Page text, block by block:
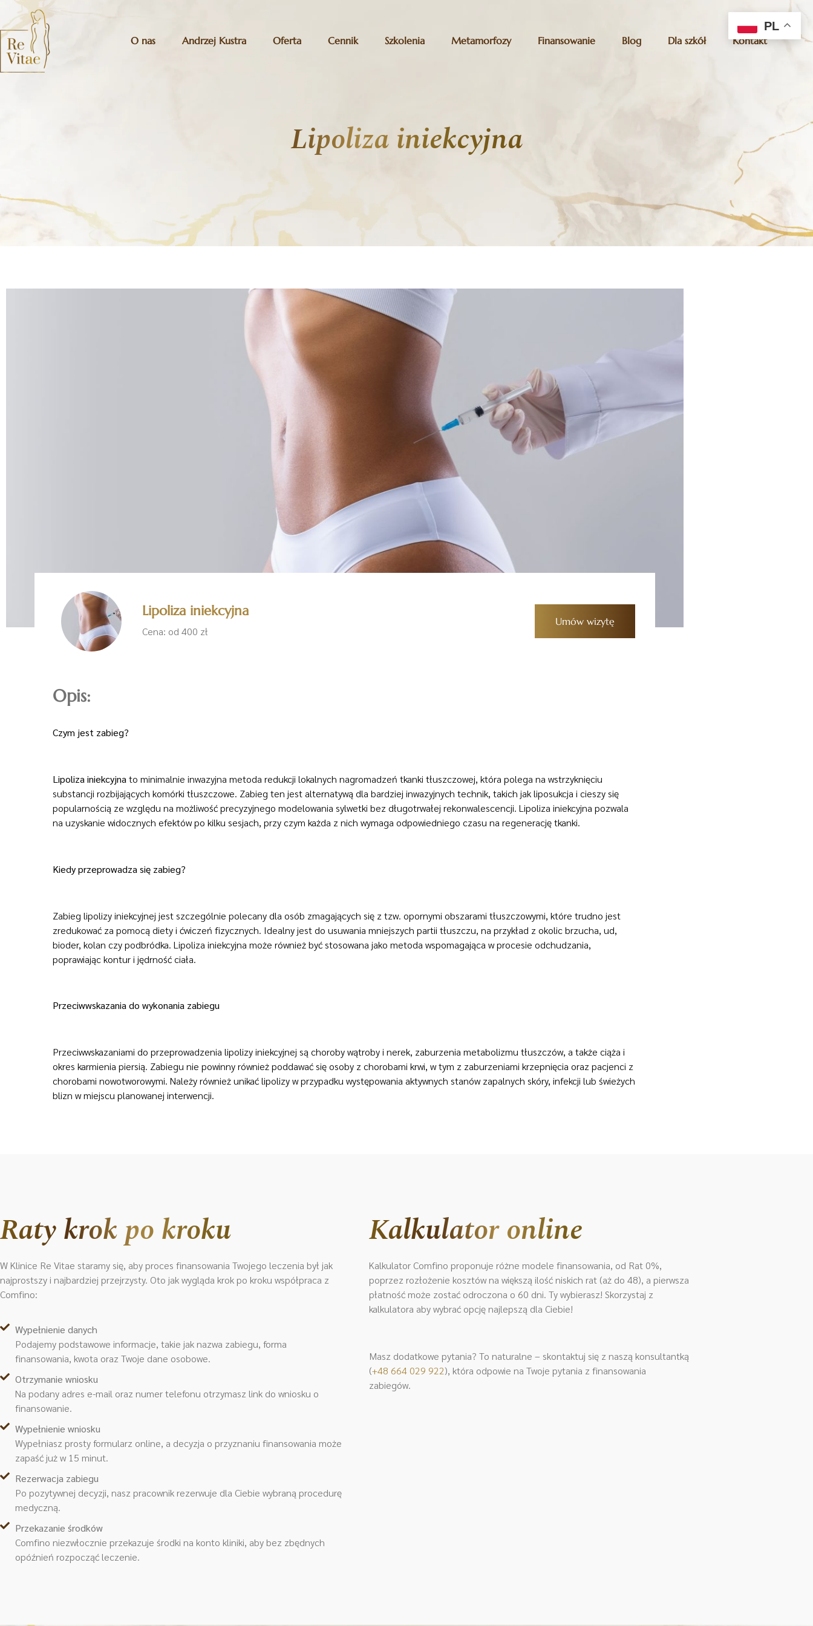
O nas Andrzej Kustra Oferta Cennik Szkolenia Metamorfozy Finansowanie Blog Dla szkół Kontakt
Lipoliza iniekcyjna
Lipoliza iniekcyjna
Cena: od 400 zł
Umów wizytę
Opis:
Czym jest zabieg?
Lipoliza iniekcyjna to minimalnie inwazyjna metoda redukcji lokalnych nagromadzeń tkanki tłuszczowej, która polega na wstrzyknięciu
substancji rozbijających komórki tłuszczowe. Zabieg ten jest alternatywą dla bardziej inwazyjnych technik, takich jak liposukcja i cieszy się
popularnością ze względu na możliwość precyzyjnego modelowania sylwetki bez długotrwałej rekonwalescencji. Lipoliza iniekcyjna pozwala
na uzyskanie widocznych efektów po kilku sesjach, przy czym każda z nich wymaga odpowiedniego czasu na regenerację tkanki.
Kiedy przeprowadza się zabieg?
Zabieg lipolizy iniekcyjnej jest szczególnie polecany dla osób zmagających się z tzw. opornymi obszarami tłuszczowymi, które trudno jest
zredukować za pomocą diety i ćwiczeń fizycznych. Idealny jest do usuwania mniejszych partii tłuszczu, na przykład z okolic brzucha, ud,
bioder, kolan czy podbródka. Lipoliza iniekcyjna może również być stosowana jako metoda wspomagająca w procesie odchudzania,
poprawiając kontur i jędrność ciała.
Przeciwwskazania do wykonania zabiegu
Przeciwwskazaniami do przeprowadzenia lipolizy iniekcyjnej są choroby wątroby i nerek, zaburzenia metabolizmu tłuszczów, a także ciąża i
okres karmienia piersią. Zabiegu nie powinny również poddawać się osoby z chorobami krwi, w tym z zaburzeniami krzepnięcia oraz pacjenci z
chorobami nowotworowymi. Należy również unikać lipolizy w przypadku występowania aktywnych stanów zapalnych skóry, infekcji lub świeżych
blizn w miejscu planowanej interwencji.
Raty krok po kroku
W Klinice Re Vitae staramy się, aby proces finansowania Twojego leczenia był jak
najprostszy i najbardziej przejrzysty. Oto jak wygląda krok po kroku współpraca z
Comfino:
Wypełnienie danych
Podajemy podstawowe informacje, takie jak nazwa zabiegu, forma
finansowania, kwota oraz Twoje dane osobowe.
Otrzymanie wniosku
Na podany adres e-mail oraz numer telefonu otrzymasz link do wniosku o
finansowanie.
Wypełnienie wniosku
Wypełniasz prosty formularz online, a decyzja o przyznaniu finansowania może
zapaść już w 15 minut.
Rezerwacja zabiegu
Po pozytywnej decyzji, nasz pracownik rezerwuje dla Ciebie wybraną procedurę
medyczną.
Przekazanie środków
Comfino niezwłocznie przekazuje środki na konto kliniki, aby bez zbędnych
opóźnień rozpocząć leczenie.
Kalkulator online
Kalkulator Comfino proponuje różne modele finansowania, od Rat 0%,
poprzez rozłożenie kosztów na większą ilość niskich rat (aż do 48), a pierwsza
płatność może zostać odroczona o 60 dni. Ty wybierasz! Skorzystaj z
kalkulatora aby wybrać opcję najlepszą dla Ciebie!
Masz dodatkowe pytania? To naturalne – skontaktuj się z naszą konsultantką
(+48 664 029 922), która odpowie na Twoje pytania z finansowania
zabiegów.
PL